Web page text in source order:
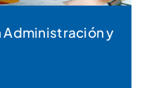
Administración y